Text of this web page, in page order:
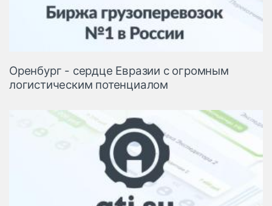
Оренбург - сердце Евразии с огромным
логистическим потенциалом